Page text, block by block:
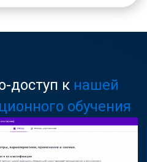
доступ к нашей
обучения